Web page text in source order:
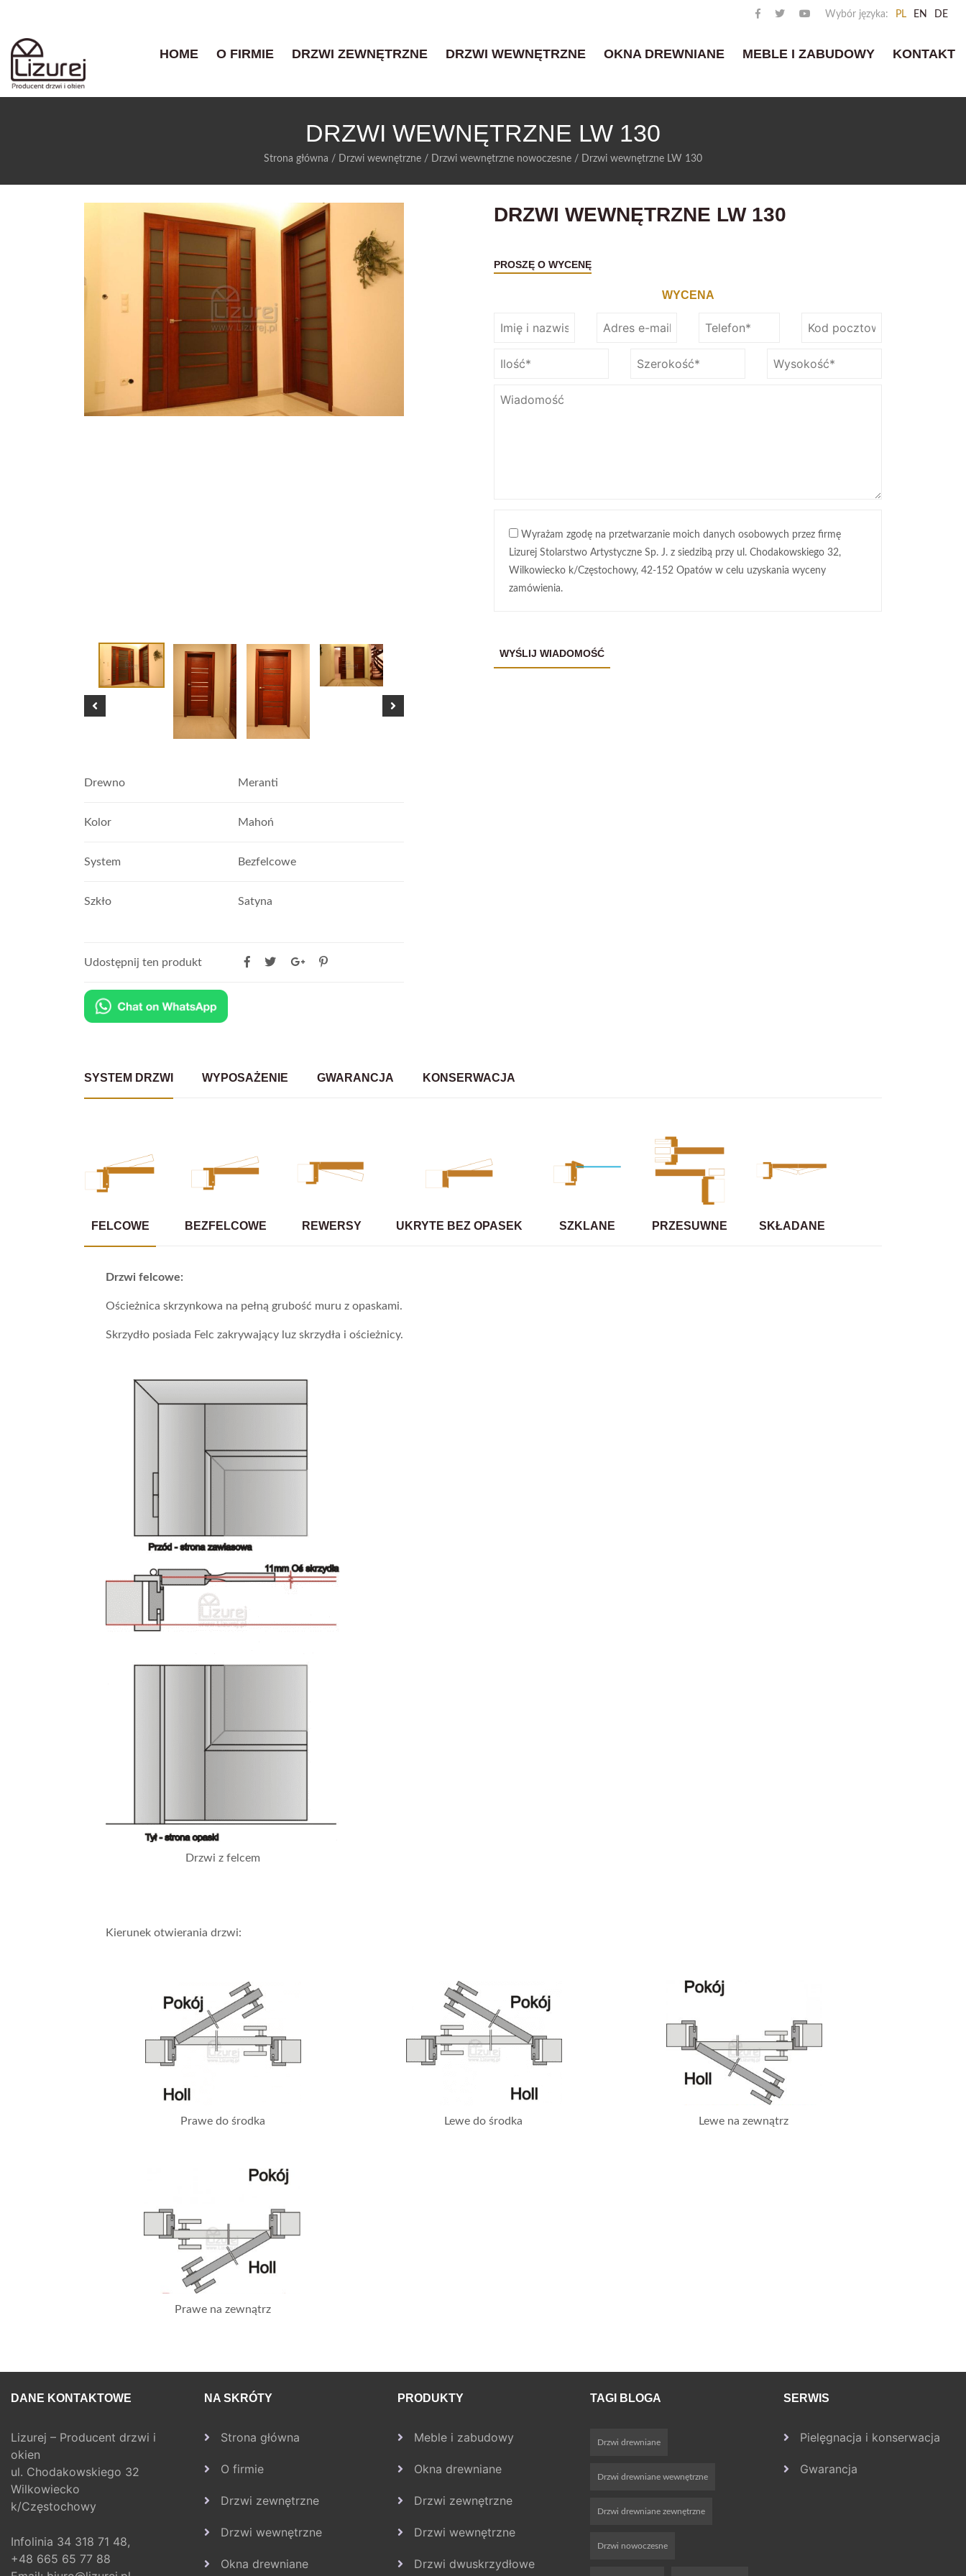
Wybór języka: PL EN DE
HOME O FIRMIE DRZWI ZEWNĘTRZNE DRZWI WEWNĘTRZNE OKNA DREWNIANE MEBLE I ZABUDOWY KONTAKT
DRZWI WEWNĘTRZNE LW 130
Strona główna / Drzwi wewnętrzne / Drzwi wewnętrzne nowoczesne / Drzwi wewnętrzne LW 130
Drewno Meranti
Kolor Mahoń
System Bezfelcowe
Szkło Satyna
Udostępnij ten produkt
DRZWI WEWNĘTRZNE LW 130
PROSZĘ O WYCENĘ
WYCENA
Wyrażam zgodę na przetwarzanie moich danych osobowych przez firmę
Lizurej Stolarstwo Artystyczne Sp. J. z siedzibą przy ul. Chodakowskiego 32,
Wilkowiecko k/Częstochowy, 42-152 Opatów w celu uzyskania wyceny
zamówienia.
SYSTEM DRZWI WYPOSAŻENIE GWARANCJA KONSERWACJA
FELCOWE BEZFELCOWE REWERSY UKRYTE BEZ OPASEK SZKLANE PRZESUWNE SKŁADANE
Drzwi felcowe:
Ościeżnica skrzynkowa na pełną grubość muru z opaskami.
Skrzydło posiada Felc zakrywający luz skrzydła i ościeżnicy.
Drzwi z felcem
Kierunek otwierania drzwi:
Prawe do środka Lewe do środka Lewe na zewnątrz
Prawe na zewnątrz
DANE KONTAKTOWE
Lizurej – Producent drzwi i
okien
ul. Chodakowskiego 32
Wilkowiecko
k/Częstochowy
Infolinia 34 318 71 48,
+48 665 65 77 88
NA SKRÓTY
Strona główna
O firmie
Drzwi zewnętrzne
Drzwi wewnętrzne
Okna drewniane
PRODUKTY
Meble i zabudowy
Okna drewniane
Drzwi zewnętrzne
Drzwi wewnętrzne
Drzwi dwuskrzydłowe
TAGI BLOGA
Drzwi drewniane
Drzwi drewniane wewnętrzne
Drzwi drewniane zewnętrzne
Drzwi nowoczesne
SERWIS
Pielęgnacja i konserwacja
Gwarancja